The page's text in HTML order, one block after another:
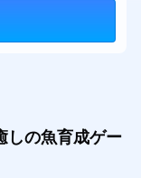
しの魚育成ゲー